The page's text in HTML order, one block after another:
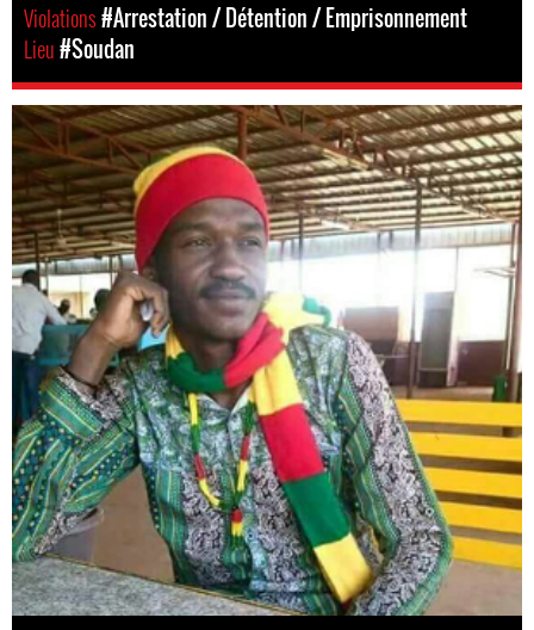
Violations#Arrestation / Détention / Emprisonnement
Lieu#Soudan